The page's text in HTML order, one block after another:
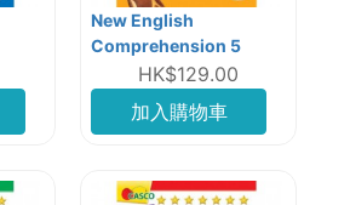
New English
Comprehension 5
HK$129.00
加入購物車